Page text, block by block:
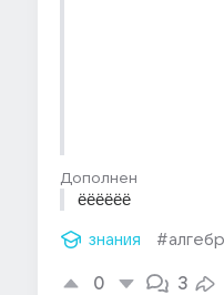
Дополнен
ёёёёёё
знания
0 3